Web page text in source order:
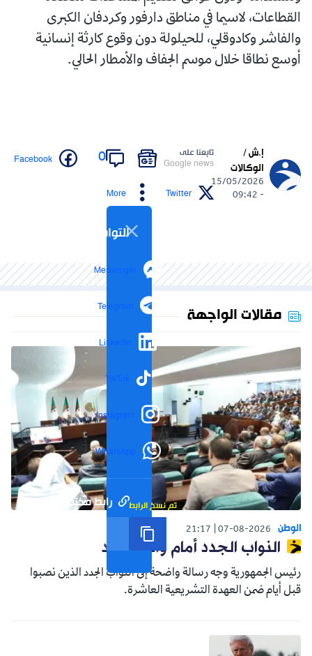
القطاعات، لاسيما في مناطق دارفور وكردفان الكبرى
والفاشر وكادوقلي، للحيلولة دون وقوع كارثة إنسانية
أوسع نطاقا خلال موسم الجفاف والأمطار الحالي.
إ.ش /
الوكالات
15/05/2026
- 09:42
تابعنا على
Google news
0
Facebook
Twitter
More
التواصل الاجتماعي
Messenger
Telegram
LinkedIn
TikTok
Instagram
WhatsApp
رابط مختصر تم نسخ الرابط
مقالات الواجهة
الوطن 07-08-2026
21:17
النواب الجدد أمام واقع جديد
رئيس الجمهورية وجه رسالة واضحة إلى النواب الجدد الذين نصبوا
قبل أيام ضمن العهدة التشريعية العاشرة.